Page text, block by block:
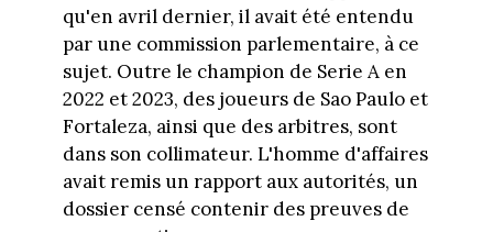
qu'en avril dernier, il avait été entendu
par une commission parlementaire, à ce
sujet. Outre le champion de Serie A en
2022 et 2023, des joueurs de Sao Paulo et
Fortaleza, ainsi que des arbitres, sont
dans son collimateur. L'homme d'affaires
avait remis un rapport aux autorités, un
dossier censé contenir des preuves de